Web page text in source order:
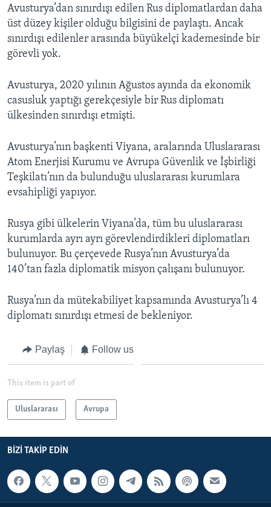
Avusturya’dan sınırdışı edilen Rus diplomatlardan daha
üst düzey kişiler olduğu bilgisini de paylaştı. Ancak
sınırdışı edilenler arasında büyükelçi kademesinde bir
görevli yok.
Avusturya, 2020 yılının Ağustos ayında da ekonomik
casusluk yaptığı gerekçesiyle bir Rus diplomatı
ülkesinden sınırdışı etmişti.
Avusturya’nın başkenti Viyana, aralarında Uluslararası
Atom Enerjisi Kurumu ve Avrupa Güvenlik ve İşbirliği
Teşkilatı’nın da bulunduğu uluslararası kurumlara
evsahipliği yapıyor.
Rusya gibi ülkelerin Viyana’da, tüm bu uluslararası
kurumlarda ayrı ayrı görevlendirdikleri diplomatları
bulunuyor. Bu çerçevede Rusya’nın Avusturya’da
140’tan fazla diplomatik misyon çalışanı bulunuyor.
Rusya’nın da mütekabiliyet kapsamında Avusturya’lı 4
diplomatı sınırdışı etmesi de bekleniyor.
Paylaş Follow us
This item is part of
Uluslararası Avrupa
BIZI TAKIP EDIN